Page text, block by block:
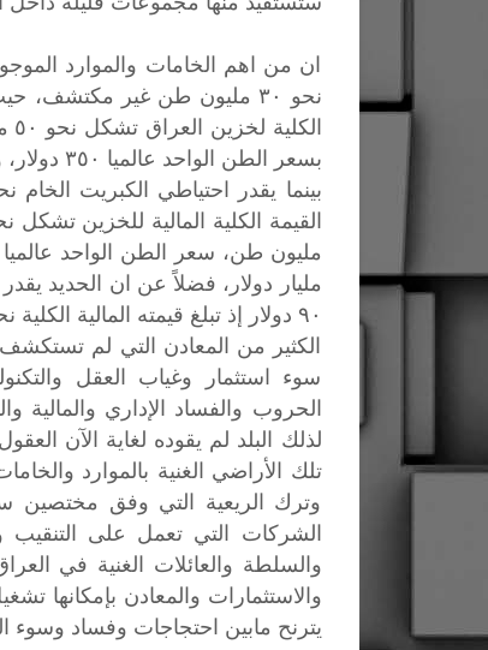
ان من اهم الخامات والموارد
٩٠ دولار إذ تبلغ قيمته المالية الكلية نحو ٥.٤ مليار دولار".
الكثير من المعادن التي لم
سوء استثمار وغياب العقل
الحروب والفساد الإداري والمالية
لذلك البلد لم يقوده لغاية الآن
تلك الأراضي الغنية بالموارد
الشركات التي تعمل على التنقيب
والسلطة والعائلات الغنية في
والاستثمارات والمعادن بإمكانها
يترنح مابين احتجاجات وفساد وسوء